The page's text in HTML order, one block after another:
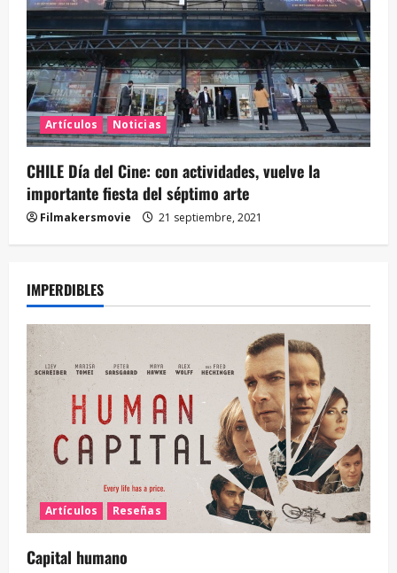
Artículos Noticias
CHILE Día del Cine: con actividades, vuelve la
importante fiesta del séptimo arte
Filmakersmovie 21 septiembre, 2021
IMPERDIBLES
Artículos Reseñas
Capital humano